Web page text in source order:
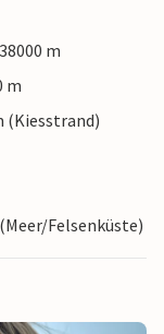
m
m
(Kiesstrand)
Felsenküste)